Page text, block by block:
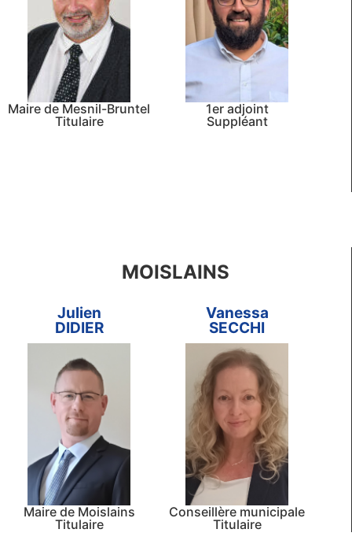
Maire de Mesnil-Bruntel
Titulaire
1er adjoint
Suppléant
MOISLAINS
Julien
DIDIER
Maire de Moislains
Titulaire
Vanessa
SECCHI
Conseillère municipale
Titulaire